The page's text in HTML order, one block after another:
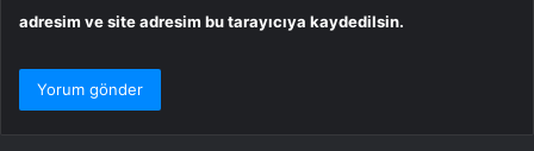
adresim ve site adresim bu tarayıcıya kaydedilsin.